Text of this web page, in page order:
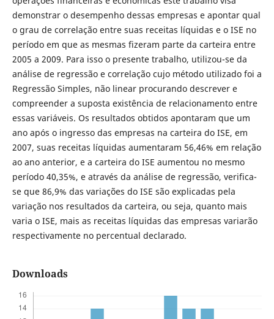
demonstrar o desempenho dessas empresas e apontar qual
o grau de correlação entre suas receitas líquidas e o ISE no
período em que as mesmas fizeram parte da carteira entre
2005 a 2009. Para isso o presente trabalho, utilizou-se da
análise de regressão e correlação cujo método utilizado foi a
Regressão Simples, não linear procurando descrever e
compreender a suposta existência de relacionamento entre
essas variáveis. Os resultados obtidos apontaram que um
ano após o ingresso das empresas na carteira do ISE, em
2007, suas receitas líquidas aumentaram 56,46% em relação
ao ano anterior, e a carteira do ISE aumentou no mesmo
período 40,35%, e através da análise de regressão, verifica-
se que 86,9% das variações do ISE são explicadas pela
variação nos resultados da carteira, ou seja, quanto mais
varia o ISE, mais as receitas líquidas das empresas variarão
respectivamente no percentual declarado.
Downloads